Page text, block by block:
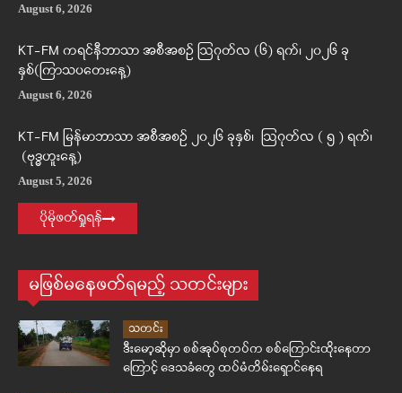
August 6, 2026
KT-FM ကရင်နီဘာသာ အစီအစဉ် ဩဂုတ်လ (၆) ရက်၊ ၂၀၂၆ ခု
နှစ်(ကြာသပတေးနေ့)
August 6, 2026
KT-FM မြန်မာဘာသာ အစီအစဉ် ၂၀၂၆ ခုနှစ်၊ ဩဂုတ်လ ( ၅ ) ရက်၊
(ဗုဒ္ဓဟူးနေ့)
August 5, 2026
ပိုမိုဖတ်ရှုရန်
မဖြစ်မနေဖတ်ရမည့် သတင်းများ
သတင်း
ဒီးမော့ဆိုမှာ စစ်အုပ်စုတပ်က စစ်ကြောင်းထိုးနေတာ
ကြောင့် ဒေသခံတွေ ထပ်မံတိမ်းရှောင်နေရ